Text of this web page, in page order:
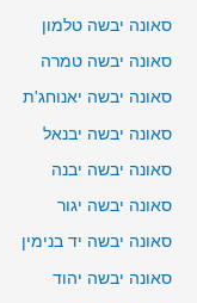
סאונה יבשה טלמון
סאונה יבשה טמרה
סאונה יבשה יאנוחג'ת
סאונה יבשה יבנאל
סאונה יבשה יבנה
סאונה יבשה יגור
סאונה יבשה יד בנימין
סאונה יבשה יהוד